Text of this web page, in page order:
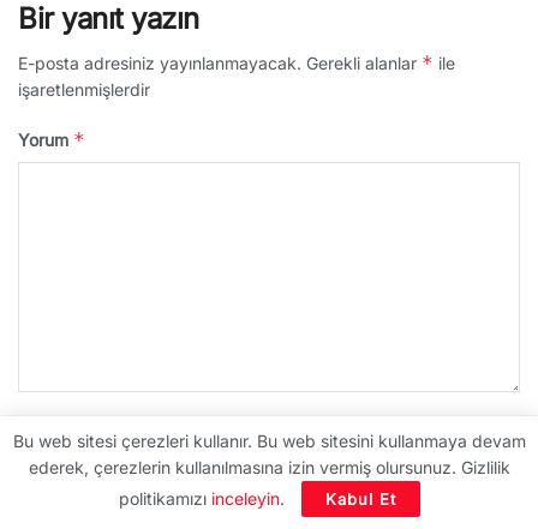
Bir yanıt yazın
E-posta adresiniz yayınlanmayacak. Gerekli alanlar * ile
işaretlenmişlerdir
Yorum *
Ad*
Bu web sitesi çerezleri kullanır. Bu web sitesini kullanmaya devam
ederek, çerezlerin kullanılmasına izin vermiş olursunuz. Gizlilik
politikamızı inceleyin. Kabul Et